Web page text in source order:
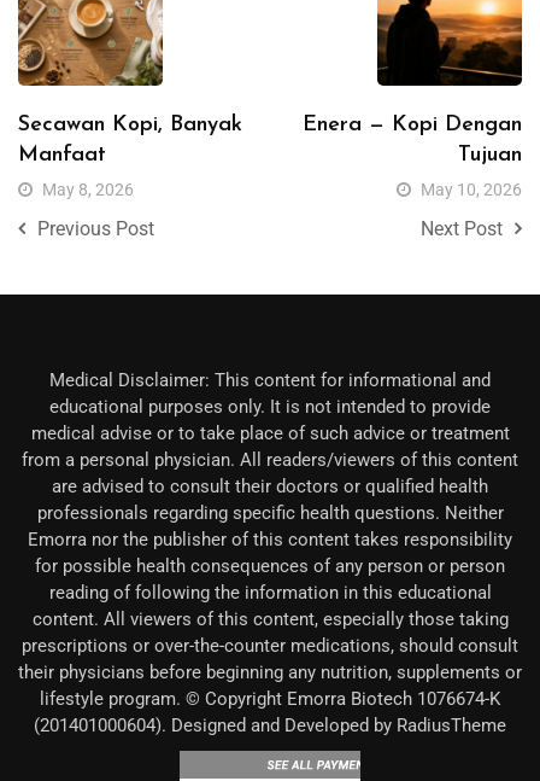
Secawan Kopi, Banyak
Manfaat
May 8, 2026
Previous Post
Enera — Kopi Dengan
Tujuan
May 10, 2026
Next Post
Medical Disclaimer: This content for informational and
educational purposes only. It is not intended to provide
medical advise or to take place of such advice or treatment
from a personal physician. All readers/viewers of this content
are advised to consult their doctors or qualified health
professionals regarding specific health questions. Neither
Emorra nor the publisher of this content takes responsibility
for possible health consequences of any person or person
reading of following the information in this educational
content. All viewers of this content, especially those taking
prescriptions or over-the-counter medications, should consult
their physicians before beginning any nutrition, supplements or
lifestyle program. © Copyright Emorra Biotech 1076674-K
(201401000604). Designed and Developed by RadiusTheme